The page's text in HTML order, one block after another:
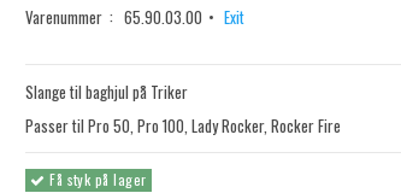
Varenummer : 65.90.03.00 Exit
Slange til baghjul på Triker
Passer til Pro 50, Pro 100, Lady Rocker, Rocker Fire
Få styk på lager